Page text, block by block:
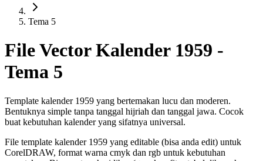
Tema 5
File Vector Kalender 1959 -
Tema 5
Template kalender 1959 yang bertemakan lucu dan moderen.
Bentuknya simple tanpa tanggal hijriah dan tanggal jawa. Cocok
buat kebutuhan kalender yang sifatnya universal.
File template kalender 1959 yang editable (bisa anda edit) untuk
CorelDRAW, format warna cmyk dan rgb untuk kebutuhan